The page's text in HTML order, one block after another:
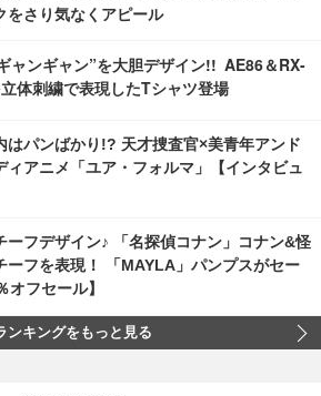
をさり気なくアピール
ャンギャン”を大胆デザイン!! AE86＆RX-
体刺繍で表現したTシャツ登場
はパンばかり!? 天才捜査官×美青年アンド
ィアニメ「ユア・フォルマ」【インタビュ
ーフデザイン♪ 「名探偵コナン」コナン&怪
ーフを表現！ 「MAYLA」パンプスがセー
オフセール】
ンキングをもっと見る